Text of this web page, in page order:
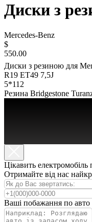
Диски з
Mercedes-Benz
$
550.00
Диски з резиною для
R19 ET49 7,5J
5*112
Резина Bridgestone
АВТО
Цікавить електромобіль
Отримайте від нас
Ваші побажання по авто